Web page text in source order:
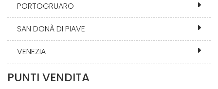
PORTOGRUARO
SAN DONÀ DI PIAVE
VENEZIA
PUNTI VENDITA